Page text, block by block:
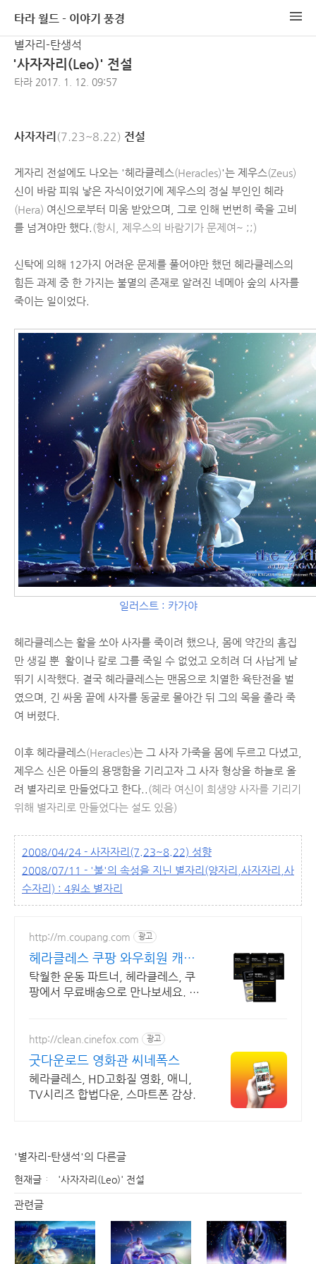
타라 월드 - 이야기 풍경
별자리-탄생석
'사자자리(Leo)' 전설
타라 2017. 1. 12. 09:57
사자자리 (7.23~8.22) 전설
게자리 전설에도 나오는 '헤라클레스(Heracles)'는 제우스(Zeus)
신이 바람 피워 낳은 자식이었기에 제우스의 정실 부인인 헤라
(Hera) 여신으로부터 미움 받았으며, 그로 인해 번번히 죽을 고비
를 넘겨야만 했다. (항시, 제우스의 바람기가 문제여~ ;;)
신탁에 의해 12가지 어려운 문제를 풀어야만 했던 헤라클레스의
힘든 과제 중 한 가지는 불멸의 존재로 알려진 네메아 숲의 사자를
죽이는 일이었다.
일러스트 : 카가야
헤라클레스는 활을 쏘아 사자를 죽이려 했으나, 몸에 약간의 흠집
만 생길 뿐 활이나 칼로 그를 죽일 수 없었고 오히려 더 사납게 날
뛰기 시작했다. 결국 헤라클레스는 맨몸으로 치열한 육탄전을 벌
였으며, 긴 싸움 끝에 사자를 동굴로 몰아간 뒤 그의 목을 졸라 죽
여 버렸다.
이후 헤라클레스(Heracles)는 그 사자 가죽을 몸에 두르고 다녔고,
제우스 신은 아들의 용맹함을 기리고자 그 사자 형상을 하늘로 올
려 별자리로 만들었다고 한다.. (헤라 여신이 희생양 사자를 기리기
위해 별자리로 만들었다는 설도 있음)
2008/04/24 - 사자자리(7.23~8.22) 성향
2008/07/11 - '불'의 속성을 지닌 별자리(양자리,사자자리,사
수자리) : 4원소 별자리
http://m.coupang.com 광고
헤라클레스 쿠팡 와우회원 캐시
적립
탁월한 운동 파트너, 헤라클레스, 쿠
팡에서 무료배송으로 만나보세요. 컨
http://clean.cinefox.com 광고
굿다운로드 영화관 씨네폭스
헤라클레스, HD고화질 영화, 애니,
TV시리즈 합법다운, 스마트폰 감상.
'별자리-탄생석'의 다른글
현재글 '사자자리(Leo)' 전설
관련글